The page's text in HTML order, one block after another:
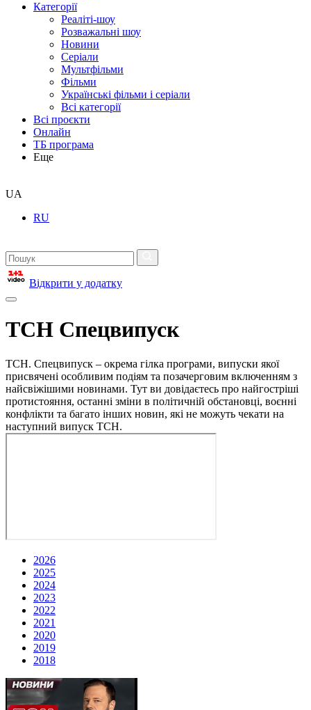
Категорії
Реаліті-шоу
Розважальні шоу
Новини
Серіали
Мультфільми
Фільми
Українські фільми і серіали
Всі категорії
Всі проєкти
Онлайн
ТБ програма
Еще
UA
RU
Відкрити у додатку
ТСН Спецвипуск
ТСН. Спецвипуск – окрема гілка програми, випуски якої
присвячені особливим подіям та позачерговим включенням з
найсвіжішими новинами. Тут ви довідаєтесь про найгостріші
протистояння, останні зміни в політичній обстановці, воєнні
конфлікти та багато інших новин, які не можуть чекати на
наступний випуск ТСН.
2026
2025
2024
2023
2022
2021
2020
2019
2018